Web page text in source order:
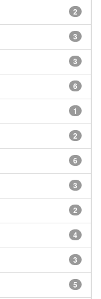
2
3
3
6
1
2
6
3
2
4
3
5